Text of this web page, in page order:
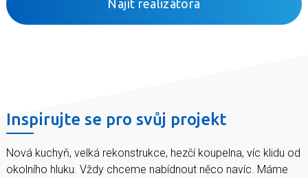
Najít realizátora
Inspirujte se pro svůj projekt
Nová kuchyň, velká rekonstrukce, hezčí koupelna, víc klidu od
okolního hluku. Vždy chceme nabídnout něco navíc. Máme